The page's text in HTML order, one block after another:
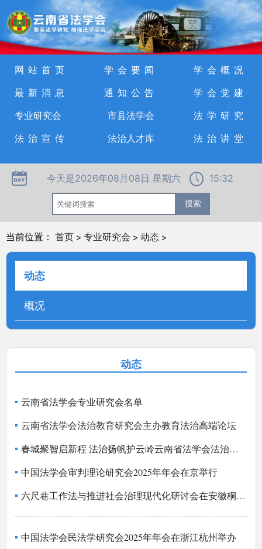
网站首页 学会要闻 学会概况
最新消息 通知公告 学会党建
专业研究会 市县法学会 法学研究
法治宣传 法治人才库 法治讲堂
今天是2026年08月08日 星期六 15:32
当前位置： 首页 > 专业研究会 > 动态 >
动态
概况
动态
云南省法学会专业研究会名单
云南省法学会法治教育研究会主办教育法治高端论坛
春城聚智启新程 法治扬帆护云岭云南省法学会法治教育研究会、涉外法治研究会、行政法研究会换届大会顺利召开
中国法学会审判理论研究会2025年年会在京举行
六尺巷工作法与推进社会治理现代化研讨会在安徽桐城举行
中国法学会民法学研究会2025年年会在浙江杭州举办